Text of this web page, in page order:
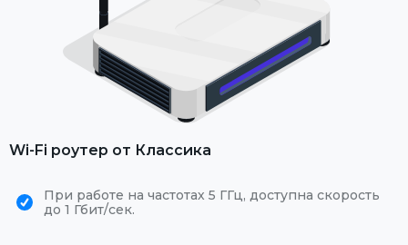
Wi-Fi роутер от Классика
При работе на частотах 5 ГГц, доступна скорость
до 1 Гбит/сек.